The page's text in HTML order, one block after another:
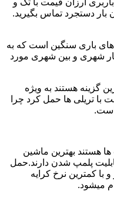
ارزان قیمت با تک و
بار دستجرد تماس بگیرید.
ماشین های باری سنگین است که به
شهری و بین شهری مورد
بار های 22 تنی بهترین گزینه هستند به ویژه
با تریلی ها حمل کرد چرا
هستند بهترین ماشین
پلمپ شدن دارند.حمل
با کمترین نرخ کرایه
میشود.